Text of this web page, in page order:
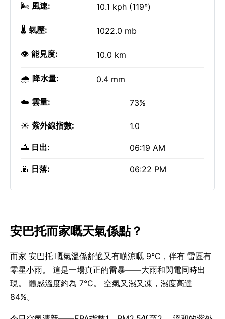
🌬️ 風速: 10.1 kph (119°)
🌡️ 氣壓: 1022.0 mb
👁️ 能見度: 10.0 km
🌧️ 降水量: 0.4 mm
☁️ 雲量: 73%
☀️ 紫外線指數: 1.0
🌅 日出: 06:19 AM
🌇 日落: 06:22 PM
安巴托而家嘅天氣係點？
而家 安巴托 嘅氣溫係舒適又有啲涼嘅 9°C，伴有 雷區有
零星小雨。 這是一場真正的雷暴——大雨和閃電同時出
現。 體感溫度約為 7°C。 空氣又濕又凍，濕度高達
84%。